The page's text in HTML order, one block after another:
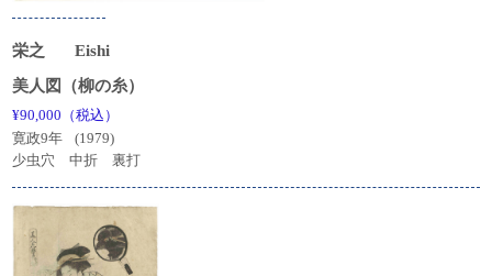
栄之
Eishi
美人図（柳の糸）
¥90,000（税込）
寛政9年
(1979)
少虫穴 中折 裏打